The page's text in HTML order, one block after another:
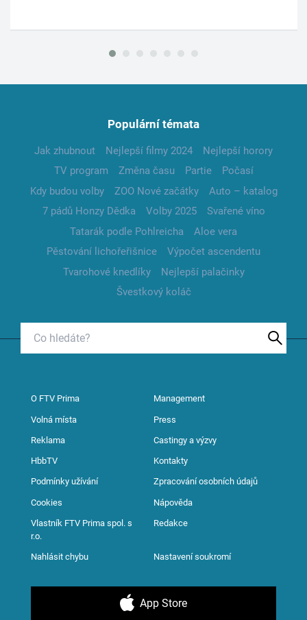
Populární témata
Jak zhubnout Nejlepší filmy 2024
Nejlepší horory
TV program
Změna času Partie
Počasí
Kdy budou volby
ZOO Nové začátky
Auto – katalog
7 pádů Honzy Dědka
Volby 2025
Svařené víno
Tatarák podle Pohlreicha
Aloe vera
Pěstování lichořeřišnice
Výpočet ascendentu
Tvarohové knedlíky
Nejlepší palačinky
Švestkový koláč
O FTV Prima Management
Volná místa Press
Reklama Castingy a výzvy
HbbTV Kontakty
Podmínky užívání Zpracování osobních údajů
Cookies Nápověda
Vlastník FTV Prima spol. s
r.o.
Redakce
Nahlásit chybu Nastavení soukromí
App Store